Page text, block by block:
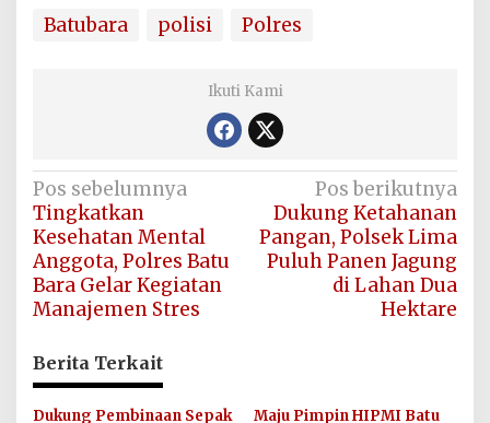
Batubara polisi Polres
Ikuti Kami
Navigasi
pos
Pos sebelumnya
Tingkatkan
Kesehatan Mental
Anggota, Polres Batu
Bara Gelar Kegiatan
Manajemen Stres
Pos berikutnya
Dukung Ketahanan
Pangan, Polsek Lima
Puluh Panen Jagung
di Lahan Dua
Hektare
Berita Terkait
Dukung Pembinaan Sepak Maju Pimpin HIPMI Batu